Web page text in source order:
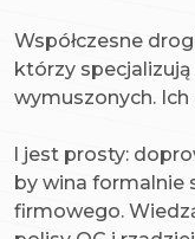
Współczesne
którzy specjalizują
wymuszonych. Ich
l jest prosty:
by wina formalnie
firmowego.